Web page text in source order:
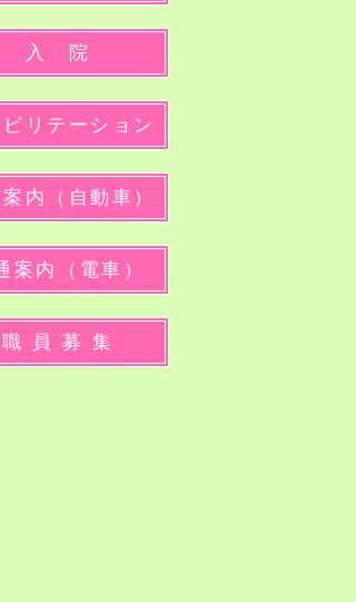
入 院
リテーション
内（自動車）
案内（電車）
職 員 募 集